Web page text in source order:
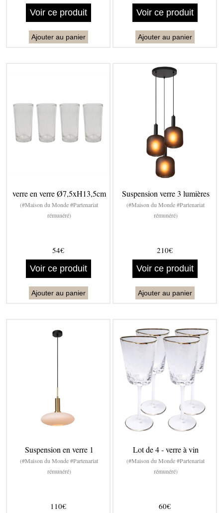
Voir ce produit
Ajouter au panier
Voir ce produit
Ajouter au panier
verre en verre Ø7,5xH13,5cm
(#Maison du Monde #Partenariat
rémunéré)
54€
Voir ce produit
Ajouter au panier
Suspension verre 3 lumières
(#Maison du Monde #Partenariat
rémunéré)
210€
Voir ce produit
Ajouter au panier
Suspension en verre 1
(#Maison du Monde #Partenariat
rémunéré)
110€
Lot de 4 - verre à vin
(#Maison du Monde #Partenariat
rémunéré)
60€